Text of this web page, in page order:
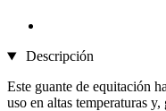
Descripción
Este guante de equitación
uso en altas temperaturas